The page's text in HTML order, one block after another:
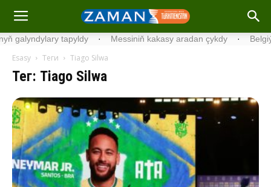
tapyldy · Messiniň kakasy aradan çykdy · Belgiýada
Esasy Теги Tiago Silwa
Тег: Tiago Silwa